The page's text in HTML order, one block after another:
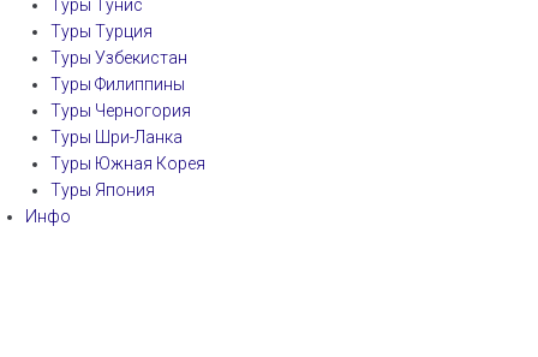
Туры Тунис
Туры Турция
Туры Узбекистан
Туры Филиппины
Туры Черногория
Туры Шри-Ланка
Туры Южная Корея
Туры Япония
Инфо